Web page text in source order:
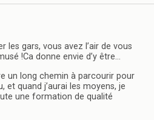
les gars, vous avez l’air de vous
!Ca donne envie d’y être…
un long chemin à parcourir pour
et quand j’aurai les moyens, je
une formation de qualité